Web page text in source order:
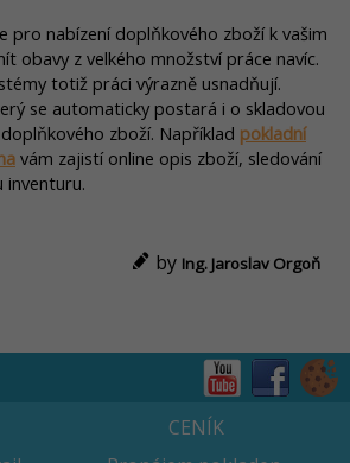
pro nabízení doplňkového zboží k vašim
obavy z velkého množství práce navíc.
totiž práci výrazně usnadňují.
se automaticky postará i o skladovou
zboží. Například pokladní
vám zajistí online opis zboží, sledování
inventuru.
by Ing. Jaroslav Orgoň
CENÍK